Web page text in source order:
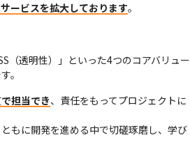
ービスを拡大しております。
（透明性）」といった4つのコアバリュー
。
担当でき、責任をもってプロジェクトに
もに開発を進める中で切磋琢磨し、学び